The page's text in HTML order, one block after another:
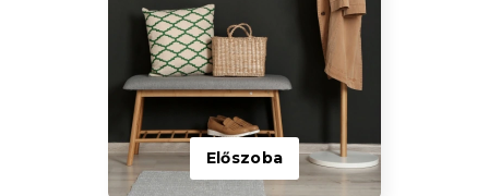
Előszoba